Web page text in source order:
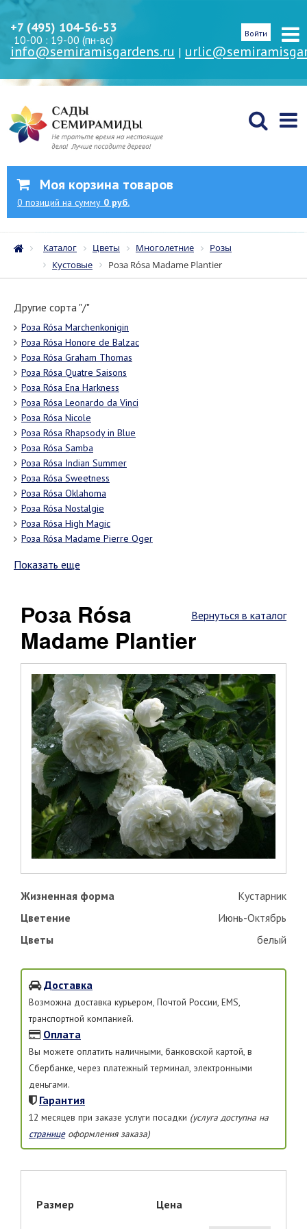
+7 (495) 104-56-53
10-00 : 19-00 (пн-вс)
info@semiramisgardens.ru |
Войти
Моя корзина товаров
0 позиций на сумму 0 руб.
Каталог Цветы Многолетние
Розы
Кустовые
Роза Rósa Madame Plantier
Другие сорта "/"
Роза Rósa Marchenkonigin
Роза Rósa Honore de Balzac
Роза Rósa Graham Thomas
Роза Rósa Quatre Saisons
Роза Rósa Ena Harkness
Роза Rósa Leonardo da Vinci
Роза Rósa Nicole
Роза Rósa Rhapsody in Blue
Роза Rósa Samba
Роза Rósa Indian Summer
Роза Rósa Sweetness
Роза Rósa Oklahoma
Роза Rósa Nostalgie
Роза Rósa High Magic
Роза Rósa Madame Pierre Oger
Показать еще
Вернуться в каталог
Роза Rósa
Madame Plantier
Жизненная форма
Кустарник
Цветение
Июнь-Октябрь
Цветы
белый
Доставка
Возможна доставка курьером, Почтой России, EMS,
транспортной компанией.
Оплата
Вы можете оплатить наличными, банковской картой, в
Сбербанке, через платежный терминал, электронными
деньгами.
Гарантия
12 месяцев при заказе услуги посадки (услуга доступна на
страницеоформления заказа)
Размер Цена